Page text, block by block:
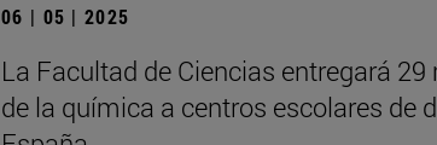
06 | 05 | 2025
La Facultad de Ciencias entregará
de la química a centros escolares de